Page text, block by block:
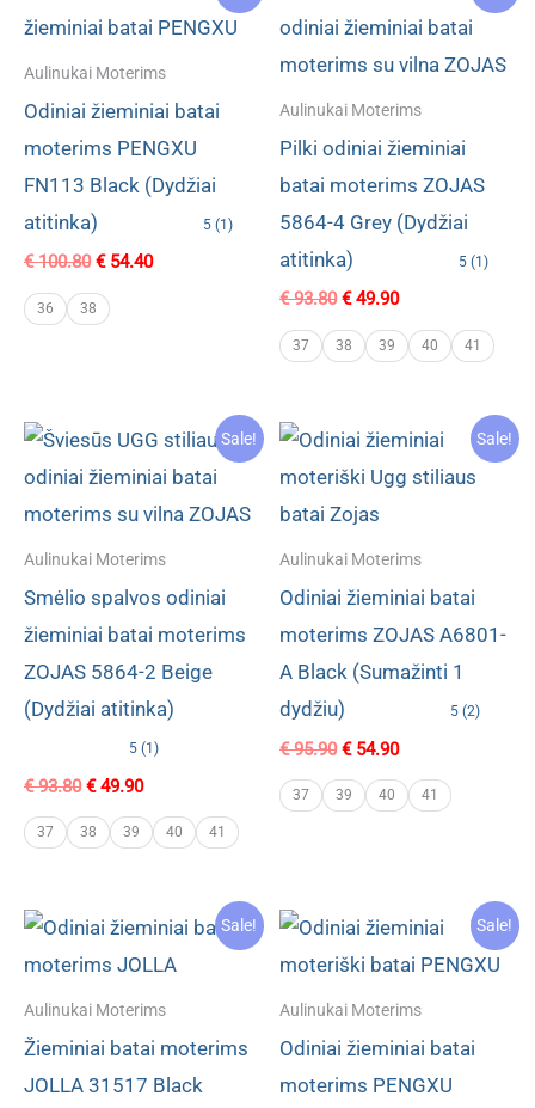
Aulinukai Moterims
Odiniai žieminiai batai
moterims PENGXU
FN113 Black (Dydžiai
atitinka)
5 (1)
€100.80 Original
was:
€ 100.80.
€54.40Current
36 38
Aulinukai Moterims
Pilki odiniai žieminiai
batai moterims ZOJAS
5864-4 Grey (Dydžiai
atitinka)
5 (1)
€93.80 Original
was:
€ 93.80.
€49.90Current
is:
€ 49.90.
37 38 39 40 41
Sale!
Aulinukai Moterims
Smėlio spalvos odiniai
žieminiai batai moterims
ZOJAS 5864-2 Beige
(Dydžiai atitinka)
5 (1)
€93.80 Original
was:
€ 93.80.
€49.90Current
is:
€ 49.90.
37 38 39 40 41
Sale!
Aulinukai Moterims
Odiniai žieminiai batai
moterims ZOJAS A6801-
A Black (Sumažinti 1
dydžiu)
5 (2)
€95.90 Original
was:
€ 95.90.
€54.90Current
is:
€ 54.90.
37 39 40 41
Sale!
Aulinukai Moterims
Žieminiai batai moterims
JOLLA 31517 Black
Sale!
Aulinukai Moterims
Odiniai žieminiai batai
moterims PENGXU